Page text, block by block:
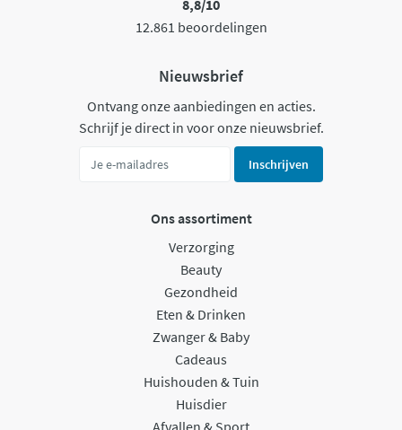
8,8/10
12.861 beoordelingen
Nieuwsbrief
Ontvang onze aanbiedingen en acties.
Schrijf je direct in voor onze nieuwsbrief.
Inschrijven
Ons assortiment
Verzorging
Beauty
Gezondheid
Eten & Drinken
Zwanger & Baby
Cadeaus
Huishouden & Tuin
Huisdier